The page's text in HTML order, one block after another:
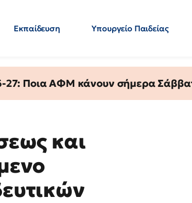
Εκπαίδευση Υπουργείο Παιδείας
27: Ποια ΑΦΜ κάνουν σήμερα
και